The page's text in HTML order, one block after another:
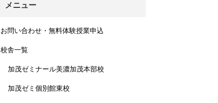
メニュー
お問い合わせ・無料体験授業申込
校舎一覧
加茂ゼミナール美濃加茂本部校
加茂ゼミ個別館東校